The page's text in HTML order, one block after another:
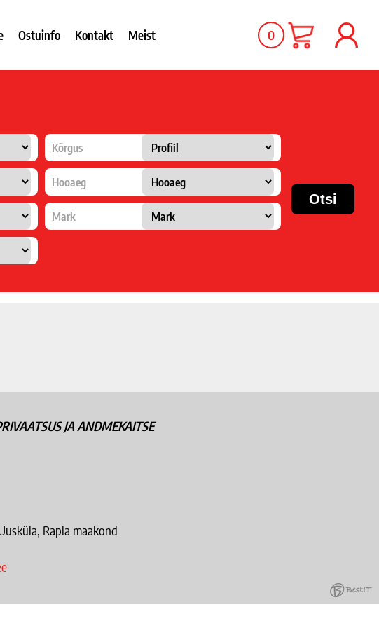
Ostuinfo Kontakt Meist 0
Kõrgus
Hooaeg
Mark
JA ANDMEKAITSE
Rapla maakond